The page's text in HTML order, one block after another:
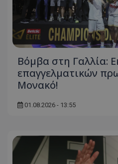
Βόμβα στη Γαλλία:
επαγγελματικών
Μονακό!
01.08.2026 - 13:55